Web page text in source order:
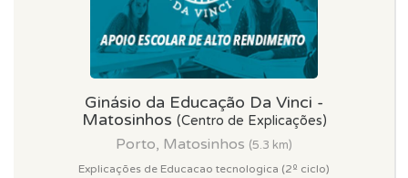
Ginásio da Educação Da Vinci -
Matosinhos (Centro de Explicações)
Porto, Matosinhos (5.3 km)
Explicações de Educacao tecnologica (2º ciclo)